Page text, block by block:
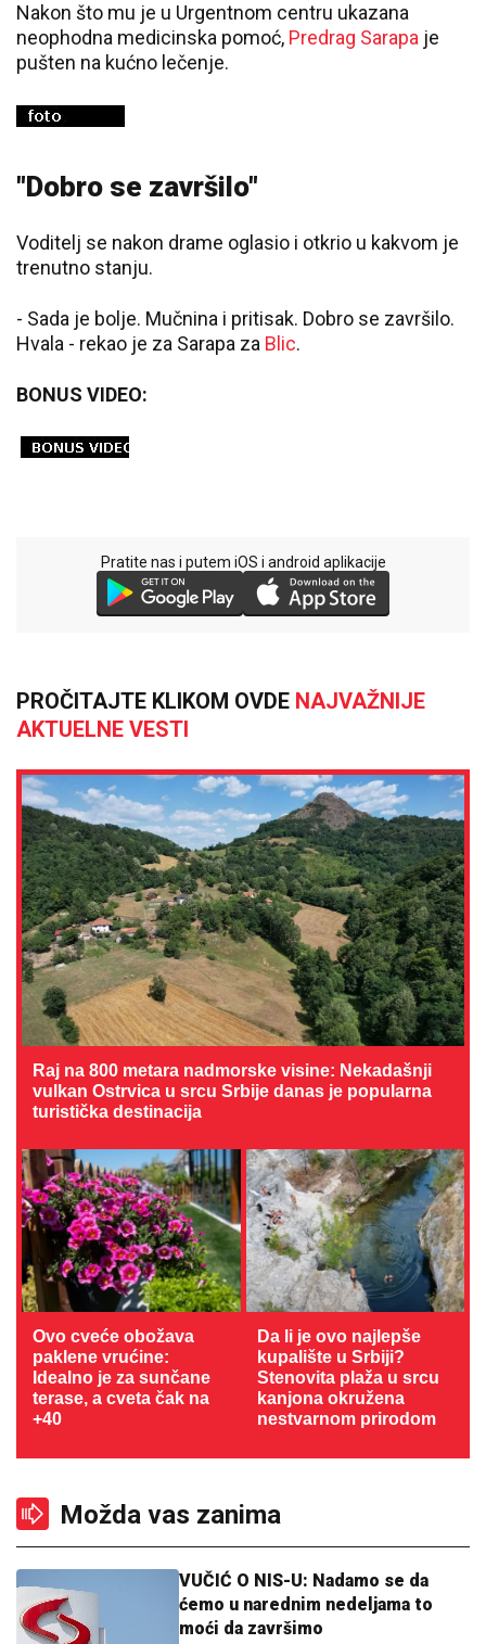
Nakon što mu je u Urgentnom centru ukazana
neophodna medicinska pomoć, Predrag Sarapa je
pušten na kućno lečenje.
"Dobro se završilo"
Voditelj se nakon drame oglasio i otkrio u kakvom je
trenutno stanju.
- Sada je bolje. Mučnina i pritisak. Dobro se završilo.
Hvala - rekao je za Sarapa za Blic.
BONUS VIDEO:
Pratite nas i putem iOS i android aplikacije
PROČITAJTE KLIKOM OVDE NAJVAŽNIJE
AKTUELNE VESTI
Raj na 800 metara nadmorske visine: Nekadašnji
vulkan Ostrvica u srcu Srbije danas je popularna
turistička destinacija
Ovo cveće obožava
paklene vrućine:
Idealno je za sunčane
terase, a cveta čak na
+40
Da li je ovo najlepše
kupalište u Srbiji?
Stenovita plaža u srcu
kanjona okružena
nestvarnom prirodom
Možda vas zanima
VUČIĆ O NIS-U: Nadamo se da
ćemo u narednim nedeljama to
moći da završimo